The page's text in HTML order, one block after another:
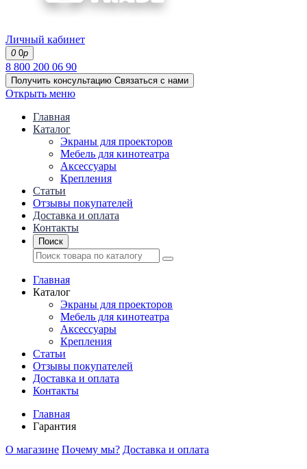
Личный кабинет
0 0р
8 800 200 06 90
Получить консультацию Связаться с нами
Открыть меню
Главная
Каталог
Экраны для проекторов
Mебель для кинотеатра
Аксессуары
Крепления
Статьи
Отзывы покупателей
Доставка и оплата
Контакты
Поиск
Главная
Каталог
Экраны для проекторов
Mебель для кинотеатра
Аксессуары
Крепления
Статьи
Отзывы покупателей
Доставка и оплата
Контакты
Главная
Гарантия
О магазине Почему мы? Доставка и оплата